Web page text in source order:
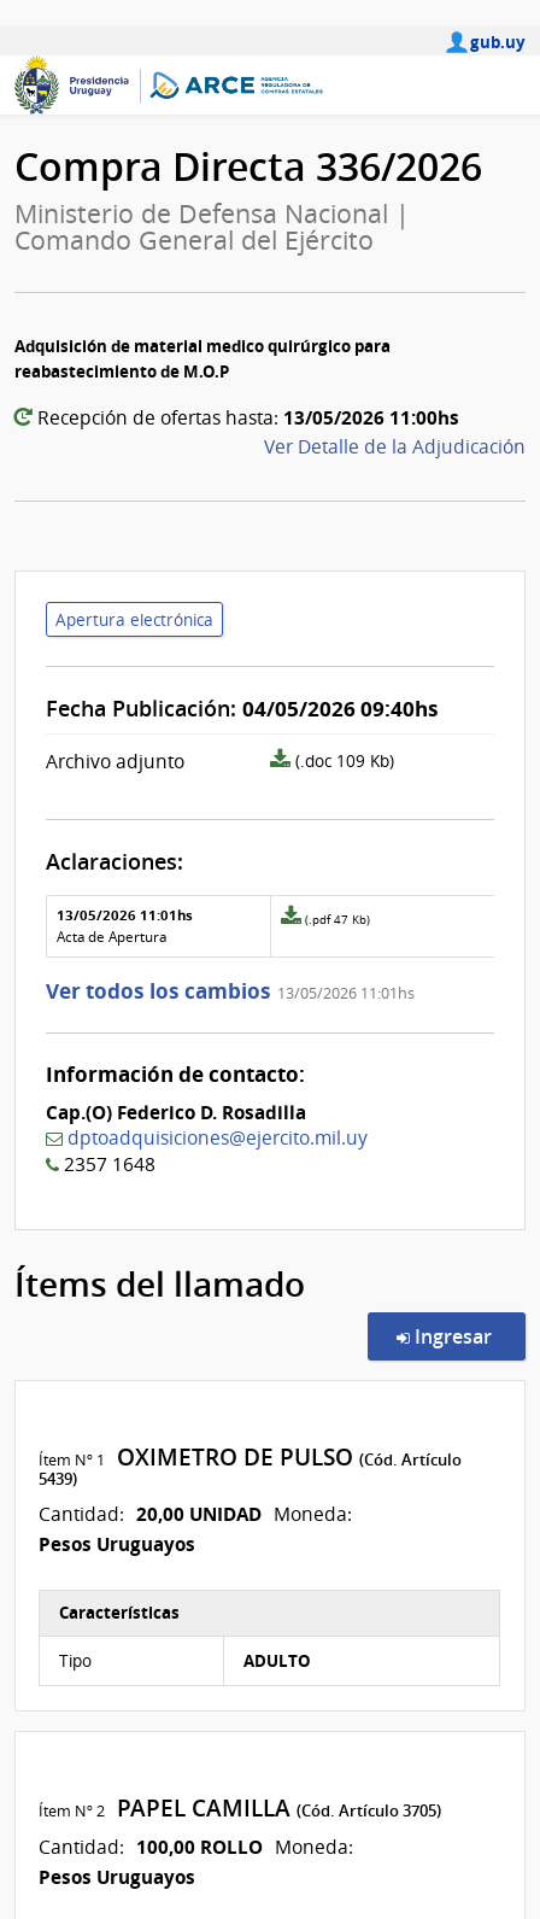
gub.uy
Compra Directa 336/2026
Ministerio de Defensa Nacional |
Comando General del Ejército
Adquisición de material medico quirúrgico para
reabastecimiento de M.O.P
Recepción de ofertas hasta: 13/05/2026 11:00hs
Ver Detalle de la Adjudicación
Apertura electrónica
Fecha Publicación: 04/05/2026 09:40hs
Archivo adjunto
archivo
(.doc 109 Kb)
Aclaraciones:
Aclaraciones del llamado
Fecha y
texto de
la
Archivo
de la
13/05/2026 11:01hs
Acta de Apertura
Archivo
de
aclaración
0
(.pdf 47 Kb)
Ver todos los cambios 13/05/2026 11:01hs
Información de contacto:
Cap.(O) Federico D. Rosadilla
dptoadquisiciones@ejercito.mil.uy
2357 1648
Ítems del llamado
Ingresar
Ítem Nº 1 OXIMETRO DE PULSO(Cód. Artículo
5439)
Cantidad: 20,00 UNIDAD Moneda:
Pesos Uruguayos
Características
Tipo ADULTO
Ítem Nº 2 PAPEL CAMILLA(Cód. Artículo 3705)
Cantidad: 100,00 ROLLO Moneda:
Pesos Uruguayos